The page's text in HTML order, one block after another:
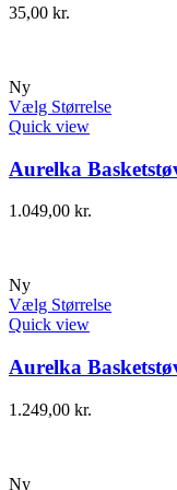
35,00 kr.
Ny
Vælg Størrelse
Quick view
Aurelka
1.049,00 kr.
Ny
Vælg Størrelse
Quick view
Aurelka
1.249,00 kr.
Ny